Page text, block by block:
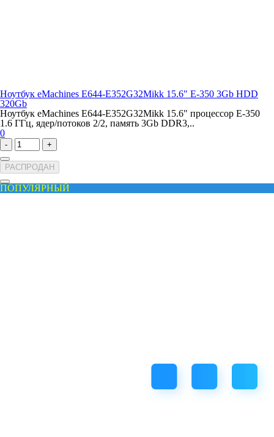
Ноутбук eMachines E644-E352G32Mikk 15.6" E-350 3Gb HDD
320Gb
Ноутбук eMachines E644-E352G32Mikk 15.6" процессор E-350
1.6 ГГц, ядер/потоков 2/2, память 3Gb DDR3,..
0
- +
РАСПРОДАН
ПОПУЛЯРНЫЙ